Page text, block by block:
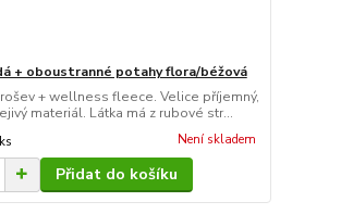
+ oboustranné potahy flora/béžová
+ wellness fleece. Velice příjemný,
materiál. Látka má z rubové str...
Není skladem
Přidat do košíku